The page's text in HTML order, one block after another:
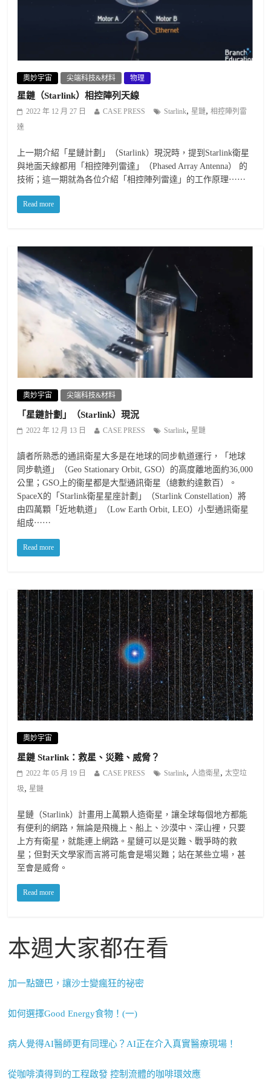
奧妙宇宙 尖端科技&材料 物理
星鏈（Starlink）相控陣列天線
2022 年 12 月 27 日 CASE PRESS Starlink, 星鏈,相控陣列雷
達
上一期介紹「星鏈計劃」（Starlink）現況時，提到Starlink衛星
與地面天線都用「相控陣列雷達」（Phased Array Antenna） 的
技術；這一期就為各位介紹「相控陣列雷達」的工作原理⋯⋯
Read more
奧妙宇宙 尖端科技&材料
「星鏈計劃」（Starlink）現況
2022 年 12 月 13 日 CASE PRESS Starlink, 星鏈
讀者所熟悉的通訊衛星大多是在地球的同步軌道運行，「地球
同步軌道」（Geo Stationary Orbit, GSO）的高度離地面約36,000
公里；GSO上的衞星都是大型通訊衛星（總數約達數百）。
SpaceX的「Starlink衛星星座計劃」（Starlink Constellation）將
由四萬顆「近地軌道」（Low Earth Orbit, LEO）小型通訊衛星
組成⋯⋯
Read more
奧妙宇宙
星鏈 Starlink：救星、災難、威脅？
2022 年 05 月 19 日 CASE PRESS Starlink, 人造衛星,太空垃
圾, 星鏈
星鏈（Starlink）計畫用上萬顆人造衛星，讓全球每個地方都能
有便利的網路，無論是飛機上、船上、沙漠中、深山裡，只要
上方有衛星，就能連上網路。星鏈可以是災難、戰爭時的救
星；但對天文學家而言將可能會是場災難；站在某些立場，甚
至會是威脅。
Read more
本週大家都在看
加一點鹽巴，讓沙士變瘋狂的祕密
如何選擇Good Energy食物！(一)
病人覺得AI醫師更有同理心？AI正在介入真實醫療現場！
從咖啡漬得到的工程啟發 控制流體的咖啡環效應